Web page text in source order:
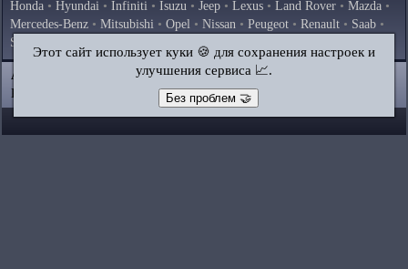
Honda • Hyundai • Infiniti • Isuzu • Jeep • Lexus • Land Rover • Mazda •
Mercedes-Benz • Mitsubishi • Opel • Nissan • Peugeot • Renault • Saab •
Skoda
Volkswagen
AutoInstruction.ru © 2020–2026|Полная версия
Карта сайта
Контакты|Поиск по сайту
Этот сайт использует куки 🍪 для сохранения настроек и
улучшения сервиса 📈.
Без проблем 🤝